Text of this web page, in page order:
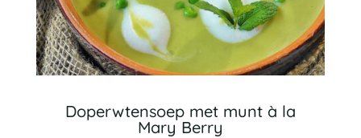
Doperwtensoep met munt à la
Mary Berry